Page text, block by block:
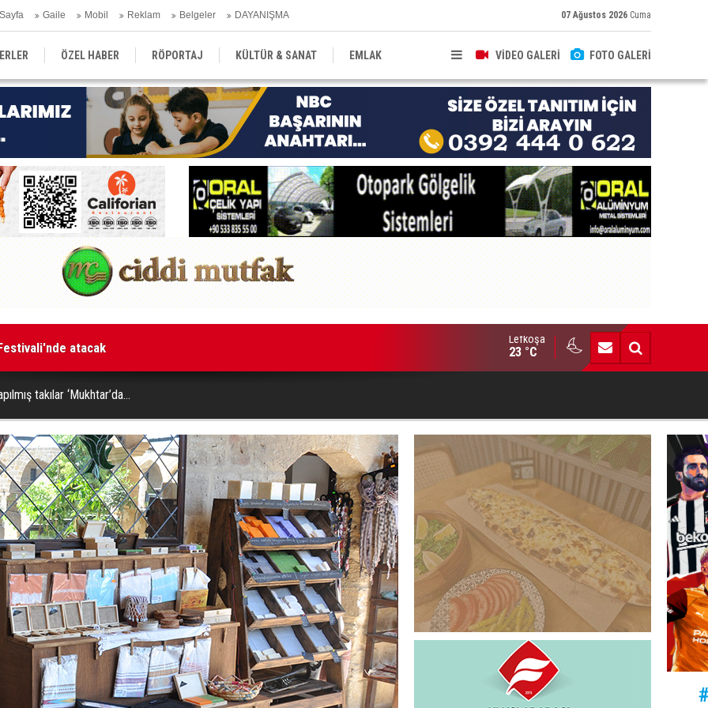
Gaile Mobil Reklam Belgeler DAYANIŞMA 07 Ağustos 2026 Cuma
VİDEO GALERİ FOTO GALERİ
ÖZEL HABER RÖPORTAJ KÜLTÜR & SANAT EMLAK
YEREL YÖNETİM DERGİLER SEKTÖR
karşı karşıya kalınmaması adına harekete geçtik
Lefkoşa
23 °C
takılar ‘Mukhtar’da…